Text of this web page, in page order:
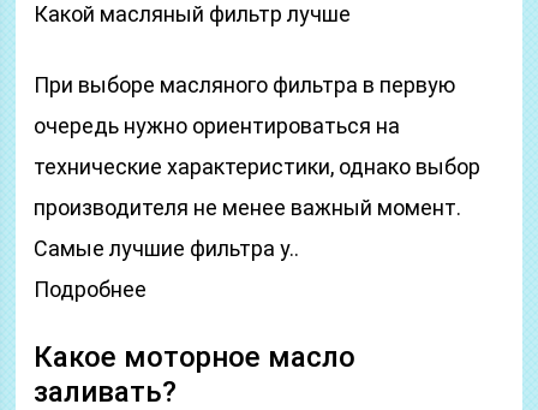
Какой масляный фильтр лучше
При выборе масляного фильтра в первую
очередь нужно ориентироваться на
технические характеристики, однако выбор
производителя не менее важный момент.
Самые лучшие фильтра у..
Подробнее
Какое моторное масло
заливать?